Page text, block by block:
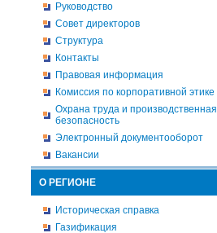
Руководство
Совет директоров
Структура
Контакты
Правовая информация
Комиссия по корпоративной этике
Охрана труда и производственная
безопасность
Электронный документооборот
Вакансии
О РЕГИОНЕ
Историческая справка
Газификация